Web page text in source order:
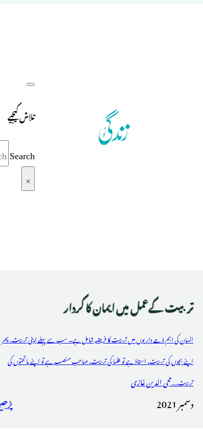
تلاش کیجیے
Search
×
تربیت کےعمل میں ایمان کا کردار
انسان کی اہم ذمے داریوں میں تربیت کا فریضہ شامل ہے۔ سب سے پہلے اپنی تربیت، پھر
اپنے بچوں کی تربیت، استاذ ہے تو طلبا کی تربیت، صاحب منصب ہے تو اپنے ماتحتوں کی
تربیت،...محی الدین غازی
دسمبر 2021